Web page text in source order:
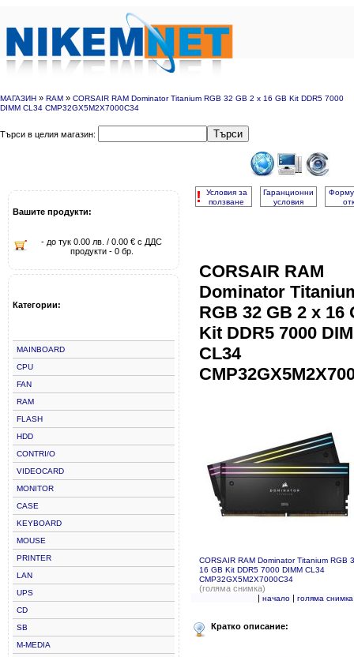
МАГАЗИН » RAM » CORSAIR RAM Dominator Titanium RGB 32 GB 2 x 16 GB Kit DDR5 7000
DIMM CL34 CMP32GX5M2X7000C34
Търси в целия магазин: Търси
Вашите продукти:
- до тук 0.00 лв. / 0.00 € с ДДС
продукти - 0 бр.
Категории:
MAINBOARD
CPU
FAN
RAM
FLASH
HDD
CONTRI/O
VIDEOCARD
MONITOR
CASE
KEYBOARD
MOUSE
PRINTER
LAN
UPS
CD
SB
M-MEDIA
!
Условия за
ползване
Гаранционни
условия
CORSAIR RAM
Dominator
RGB 32 GB 2 x 16
Kit DDR5 7000
CL34
CORSAIR RAM Dominator Titanium RGB
16 GB Kit DDR5 7000 DIMM CL34
CMP32GX5M2X7000C34
(голяма снимка)
| начало| голяма снимка
Кратко описание: